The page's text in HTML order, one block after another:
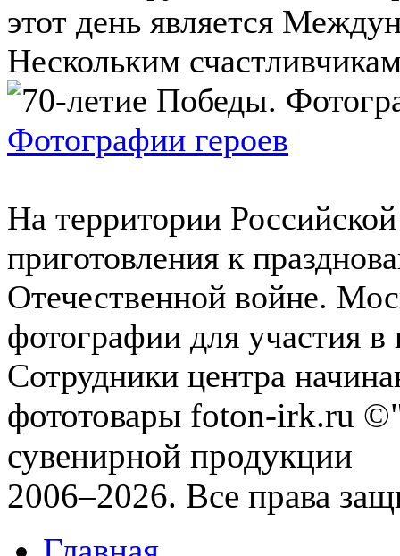
этот день является
Нескольким
Фотографии героев
На территории
приготовления к
Отечественной войне.
фотографии для участия
Сотрудники центра
фототовары foton-irk.ru
сувенирной продукции
2006–2026. Все права